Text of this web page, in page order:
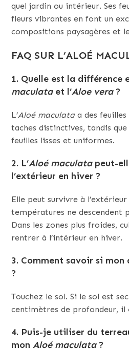
quel jardin ou intérieur. Ses
fleurs vibrantes en font un
compositions paysagères et
FAQ SUR L’ALOÉ
1. Quelle est la différence
maculataet l’Aloe vera?
L’Aloé maculataa des feuilles
taches distinctives, tandis que
feuilles lisses et uniformes.
2. L’Aloé maculatapeut-
l’extérieur en hiver ?
Elle peut survivre à
températures ne descendent
Dans les zones plus froides,
rentrer à l’intérieur en hiver.
3. Comment savoir si mon
?
Touchez le sol. Si le sol est
centimètres de profondeur, il
4. Puis-je utiliser du
monAloé maculata?